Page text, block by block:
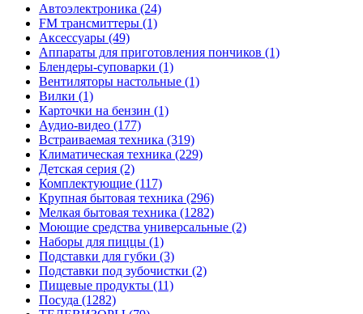
Автоэлектроника (24)
FM трансмиттеры (1)
Аксессуары (49)
Аппараты для приготовления пончиков (1)
Блендеры-суповарки (1)
Вентиляторы настольные (1)
Вилки (1)
Карточки на бензин (1)
Аудио-видео (177)
Встраиваемая техника (319)
Климатическая техника (229)
Детская серия (2)
Комплектующие (117)
Крупная бытовая техника (296)
Мелкая бытовая техника (1282)
Моющие средства универсальные (2)
Наборы для пиццы (1)
Подставки для губки (3)
Подставки под зубочистки (2)
Пищевые продукты (11)
Посуда (1282)